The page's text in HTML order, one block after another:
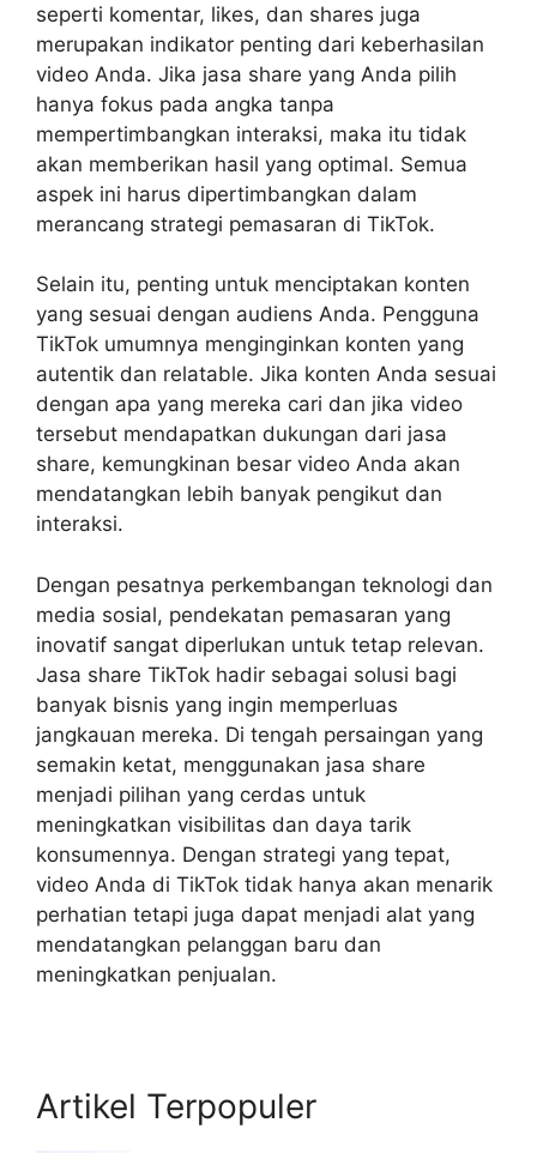
seperti komentar, likes, dan shares juga
merupakan indikator penting dari keberhasilan
video Anda. Jika jasa share yang Anda pilih
hanya fokus pada angka tanpa
mempertimbangkan interaksi, maka itu tidak
akan memberikan hasil yang optimal. Semua
aspek ini harus dipertimbangkan dalam
merancang strategi pemasaran di TikTok.
Selain itu, penting untuk menciptakan konten
yang sesuai dengan audiens Anda. Pengguna
TikTok umumnya menginginkan konten yang
autentik dan relatable. Jika konten Anda sesuai
dengan apa yang mereka cari dan jika video
tersebut mendapatkan dukungan dari jasa
share, kemungkinan besar video Anda akan
mendatangkan lebih banyak pengikut dan
interaksi.
Dengan pesatnya perkembangan teknologi dan
media sosial, pendekatan pemasaran yang
inovatif sangat diperlukan untuk tetap relevan.
Jasa share TikTok hadir sebagai solusi bagi
banyak bisnis yang ingin memperluas
jangkauan mereka. Di tengah persaingan yang
semakin ketat, menggunakan jasa share
menjadi pilihan yang cerdas untuk
meningkatkan visibilitas dan daya tarik
konsumennya. Dengan strategi yang tepat,
video Anda di TikTok tidak hanya akan menarik
perhatian tetapi juga dapat menjadi alat yang
mendatangkan pelanggan baru dan
meningkatkan penjualan.
Artikel Terpopuler